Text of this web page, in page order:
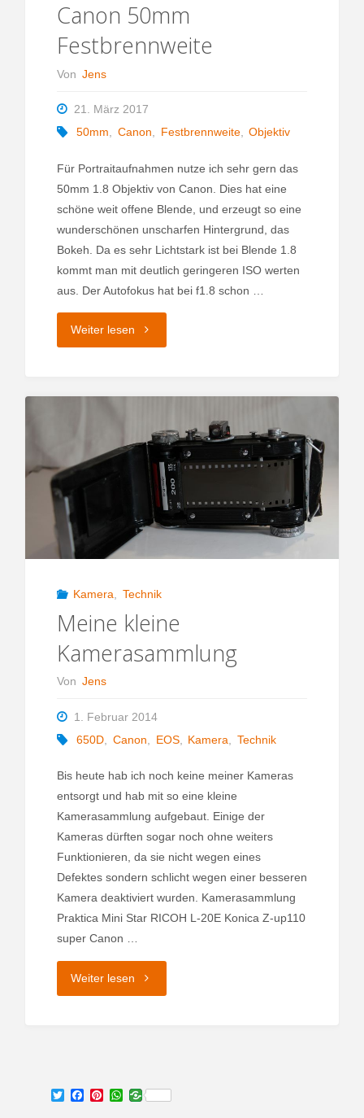
Canon 50mm
Festbrennweite
Von Jens
21. März 2017
50mm, Canon, Festbrennweite, Objektiv
Für Portraitaufnahmen nutze ich sehr gern das
50mm 1.8 Objektiv von Canon. Dies hat eine
schöne weit offene Blende, und erzeugt so eine
wunderschönen unscharfen Hintergrund, das
Bokeh. Da es sehr Lichtstark ist bei Blende 1.8
kommt man mit deutlich geringeren ISO werten
aus. Der Autofokus hat bei f1.8 schon …
Weiter lesen"Canon
Festbrennweite"
Kamera Technik
Meine kleine
Kamerasammlung
Von Jens
1. Februar 2014
650D, Canon EOS, Kamera Technik
Bis heute hab ich noch keine meiner Kameras
entsorgt und hab mit so eine kleine
Kamerasammlung aufgebaut. Einige der
Kameras dürften sogar noch ohne weiters
Funktionieren, da sie nicht wegen eines
Defektes sondern schlicht wegen einer besseren
Kamera deaktiviert wurden. Kamerasammlung
Praktica Mini Star RICOH L-20E Konica Z-up110
super Canon …
Weiter lesen"Meine
T F P W